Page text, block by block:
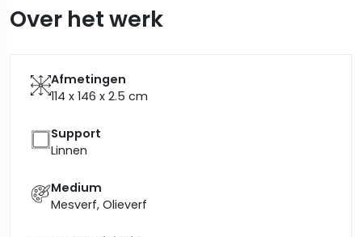
Over het werk
Afmetingen
114 x 146 x 2.5 cm
Support
Linnen
Medium
Mesverf, Olieverf